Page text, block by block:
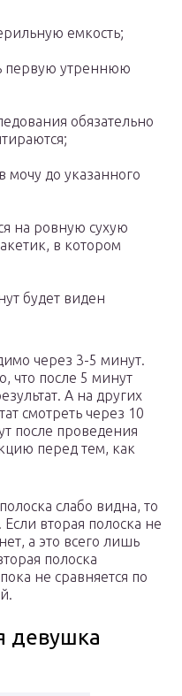
емкость;
первую утреннюю
обязательно
мочу до указанного
на ровную сухую
в котором
будет виден
через 3-5 минут.
что после 5 минут
А на других
смотреть через 10
после проведения
перед тем, как
слабо видна, то
вторая полоска не
а это всего лишь
полоска
не сравняется по
девушка